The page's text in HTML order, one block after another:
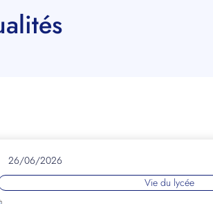
26/06/2026
Vie du lycée